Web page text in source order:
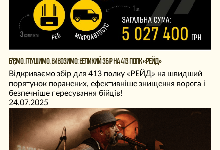
Б’ЄМО. ГЛУШИМО. ВИВОЗИМО: ВЕЛИКИЙ ЗБІР НА 413 ПОЛК «РЕЙД»
Відкриваємо збір для 413 полку «РЕЙД» на швидший
порятунок поранених, ефективніше знищення ворога і
безпечніше пересування бійців!
24.07.2025